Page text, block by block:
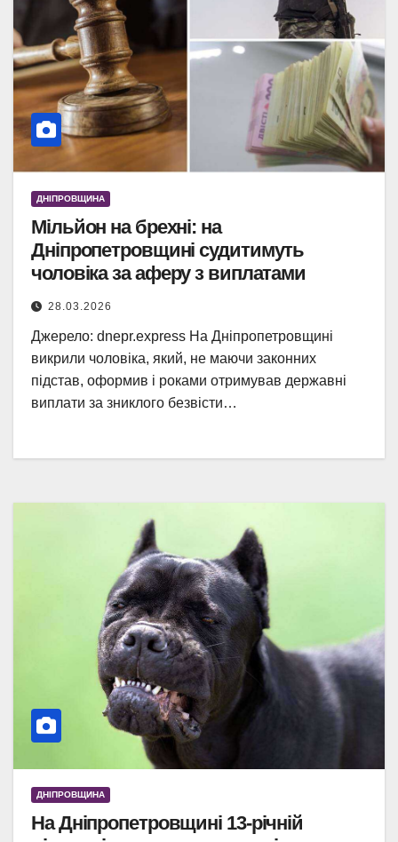
ДНІПРОВЩИНА
Мільйон на брехні: на
Дніпропетровщині судитимуть
чоловіка за аферу з виплатами
28.03.2026
Джерело: dnepr.express На Дніпропетровщині
викрили чоловіка, який, не маючи законних
підстав, оформив і роками отримував державні
виплати за зниклого безвісти…
ДНІПРОВЩИНА
На Дніпропетровщині 13-річній